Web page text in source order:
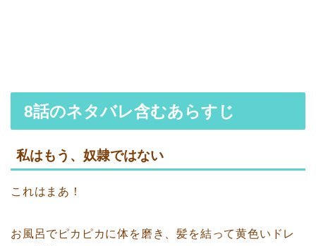
8話のネタバレ含むあらすじ
私はもう、奴隷ではない
これはまあ！
お風呂でピカピカに体を磨き、髪を結って黄色いドレ